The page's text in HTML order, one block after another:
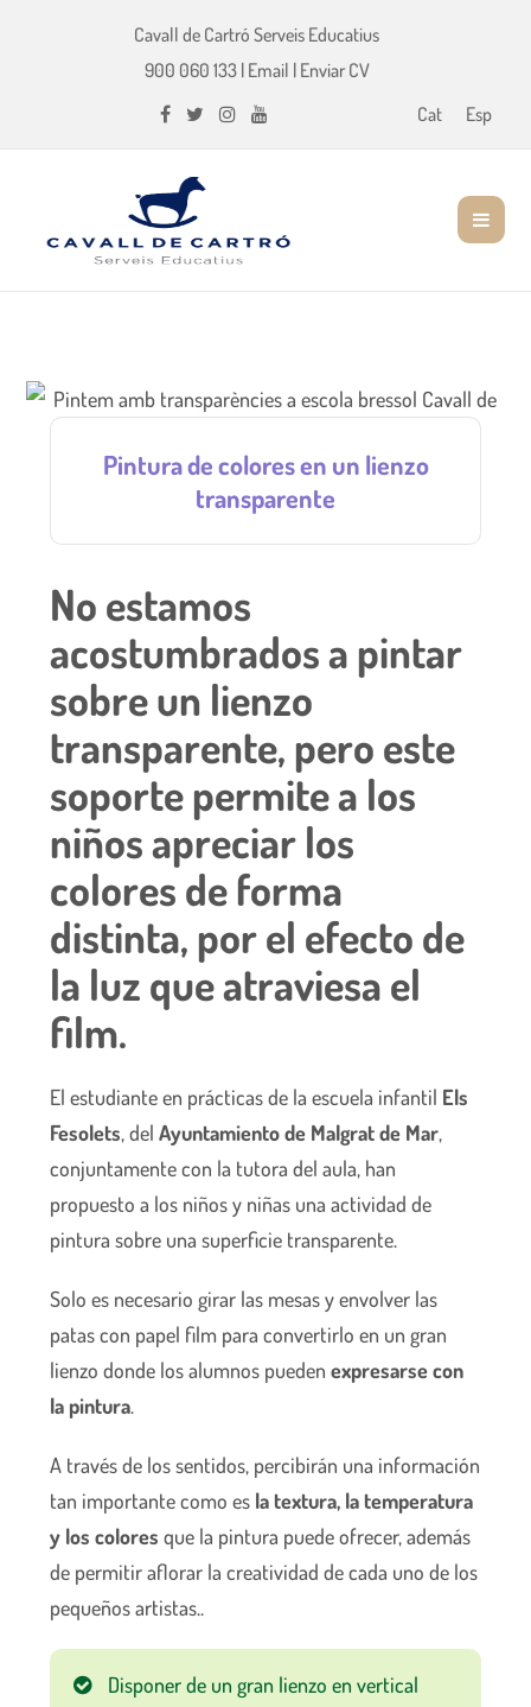
Cavall de Cartró Serveis Educatius
900 060 133| Email | Enviar CV
Cat
Esp
Pintura de colores en un lienzo
transparente
No estamos
acostumbrados a pintar
sobre un lienzo
transparente, pero este
soporte permite a los
niños apreciar los
colores de forma
distinta, por el efecto de
la luz que atraviesa el
film.
El estudiante en prácticas de la escuela infantil Els
Fesolets, delAyuntamiento de Malgrat de Mar,
conjuntamente con la tutora del aula, han
propuesto a los niños y niñas una actividad de
pintura sobre una superficie transparente.
Solo es necesario girar las mesas y envolver las
patas con papel film para convertirlo en un gran
lienzo donde los alumnos puedenexpresarse con
la pintura.
A través de los sentidos, percibirán una información
tan importante como es la textura, la temperatura
y los colores que la pintura puede ofrecer, además
de permitir aflorar la creatividad de cada uno de los
pequeños artistas..
Disponer de un gran lienzo en vertical